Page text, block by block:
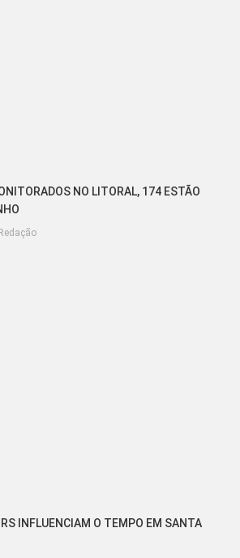
NO LITORAL, 174 ESTÃO
INFLUENCIAM O TEMPO EM SANTA